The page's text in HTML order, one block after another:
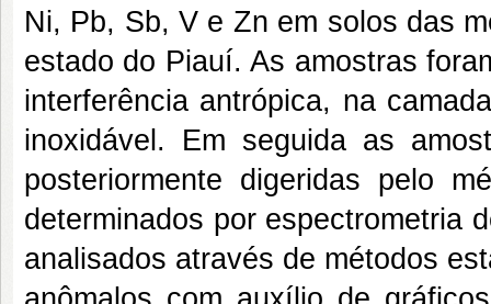
Ni, Pb, Sb, V e Zn em solos das
estado do Piauí. As amostras
interferência antrópica, na
inoxidável. Em seguida as
posteriormente digeridas pelo
determinados por espectrometria
analisados através de métodos